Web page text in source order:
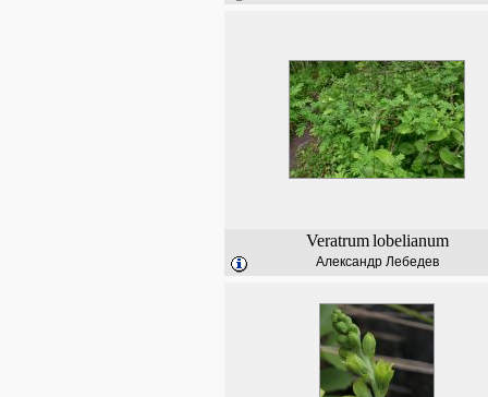
Veratrum lobelianum
Александр Лебедев